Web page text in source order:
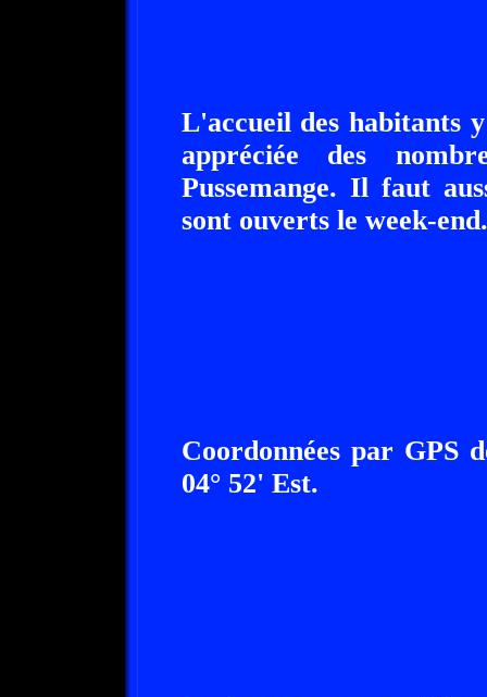
L'accueil des habitants
appréciée des
Pussemange. Il faut
sont ouverts le week-end.
Coordonnées par GPS
04° 52' Est.